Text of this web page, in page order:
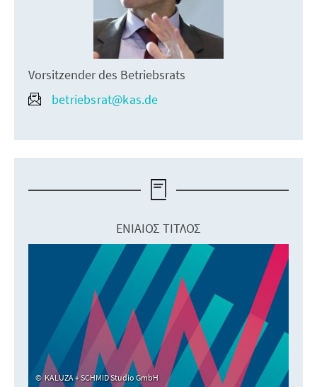
Vorsitzender des Betriebsrats
betriebsrat@kas.de
ΕΝΙΑΊΟΣ ΤΊΤΛΟΣ
KALUZA + SCHMID Studio GmbH